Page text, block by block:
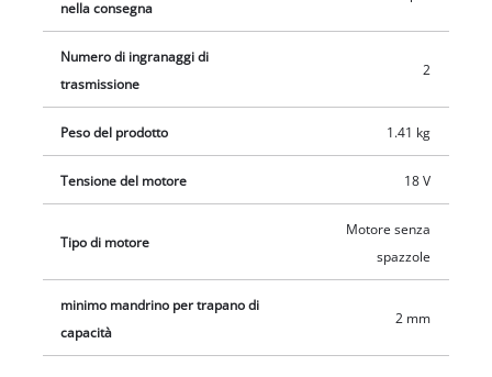
con il pratico Starter Set.
nella consegna
Numero di ingranaggi di
trasmissione
2
Peso del prodotto 1.41 kg
Tensione del motore 18 V
Tipo di motore
Motore senza
spazzole
minimo mandrino per trapano di
capacità
2 mm